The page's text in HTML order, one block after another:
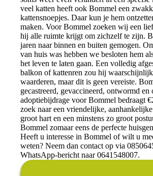
veel katten heeft ook Bommel een
kattensnoepjes. Daar kun je hem
maken. Voor Bommel zoeken wij een
hij alle ruimte krijgt om zichzelf te zijn.
jaren naar binnen en buiten gemogen.
van huis was hebben we besloten hem
het leven te laten gaan. Een volledig
balkon of kattenren zou hij
waarderen, maar dit is geen vereiste.
gecastreerd, gevaccineerd, ontwormd
adoptiebijdrage voor Bommel bedraagt
zoek naar een vriendelijke,
groot hart en een minstens zo groot
Bommel zomaar eens de perfecte
Heeft u interesse in Bommel of wilt u
weten? Neem dan contact op via
WhatsApp-bericht naar 0641548007.